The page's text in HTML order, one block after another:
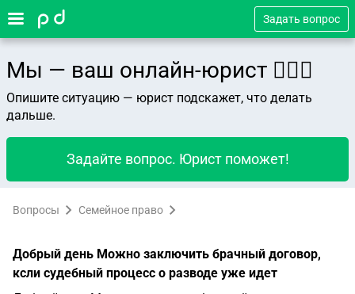
Задать вопрос
Мы — ваш онлайн-юрист 👨🏻‍⚖️
Опишите ситуацию — юрист подскажет, что делать
дальше.
Задайте вопрос. Юрист поможет!
Вопросы Семейное право
Добрый день Можно заключить брачный договор,
ксли судебный процесс о разводе уже идет